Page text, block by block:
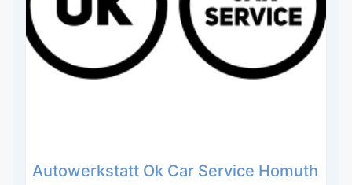
Autowerkstatt Ok Car Service Homuth